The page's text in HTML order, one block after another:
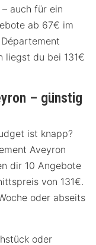
auch für ein
ab 67€ im
liegst du bei 131€
– günstig
ist knapp?
Aveyron
dir 10 Angebote
von 131€.
oder abseits
oder